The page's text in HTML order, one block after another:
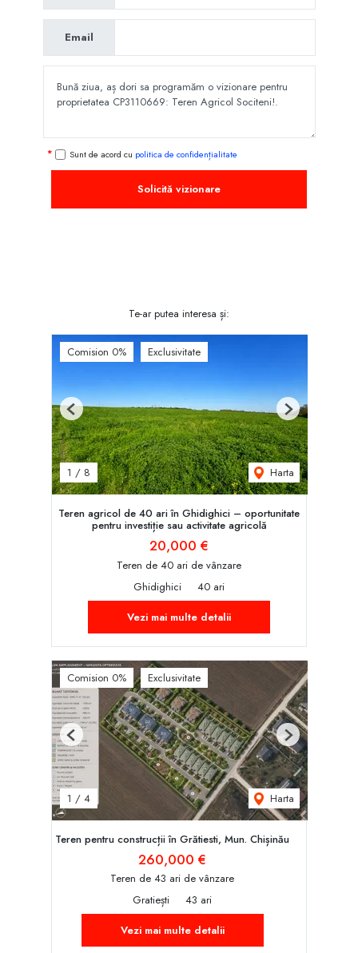
Email
Sunt de acord cu politica de confidențialitate
Solicită vizionare
Te-ar putea interesa și:
Comision 0% Exclusivitate
1 / 8 Harta
Previous Next
Teren agricol de 40 ari în Ghidighici – oportunitate
pentru investiție sau activitate agricolă
20,000 €
Teren de 40 ari de vânzare
Ghidighici
40 ari
Vezi mai multe detalii
Comision 0% Exclusivitate
1 / 4 Harta
Previous Next
Teren pentru construcții în Grătiesti, Mun. Chișinău
260,000 €
Teren de 43 ari de vânzare
Gratiești
43 ari
Vezi mai multe detalii